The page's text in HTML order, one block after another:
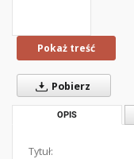
Pokaż treść
Pobierz
OPIS
Tytuł: